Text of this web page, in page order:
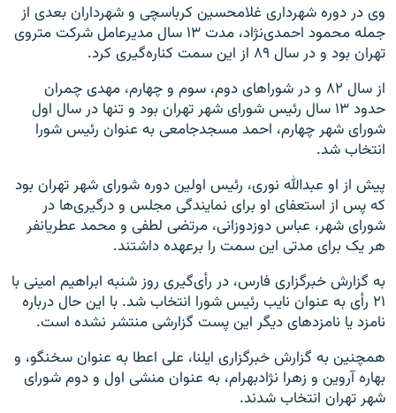
وی در دوره شهرداری غلامحسین کرباسچی و شهرداران بعدی از
جمله محمود احمدی‌نژاد، مدت ۱۳ سال مدیرعامل شرکت متروی
تهران بود و در سال ۸۹ از این سمت کناره‌گیری کرد.
از سال ۸۲ و در شوراهای دوم، سوم و چهارم، مهدی چمران
حدود ۱۳ سال رئیس شورای شهر تهران بود و تنها در سال اول
شورای شهر چهارم، احمد مسجدجامعی به عنوان رئیس شورا
انتخاب شد.
پیش از او عبدالله نوری، رئیس اولین دوره شورای شهر تهران بود
که پس از استعفای او برای نمایندگی مجلس و درگیری‌ها در
شورای شهر، عباس دوزدوزانی، مرتضی لطفی و محمد عطریانفر
هر یک برای مدتی این سمت را برعهده داشتند.
به گزارش خبرگزاری فارس، در رأی‌گیری روز شنبه ابراهیم امینی با
۲۱ رأی به عنوان نایب رئیس شورا انتخاب شد. با این حال درباره
نامزد یا نامزدهای دیگر این پست گزارشی منتشر نشده است.
همچنین به گزارش خبرگزاری ایلنا، علی اعطا به عنوان سخنگو، و
بهاره آروین و زهرا نژادبهرام، به عنوان منشی اول و دوم شورای
شهر تهران انتخاب شدند.